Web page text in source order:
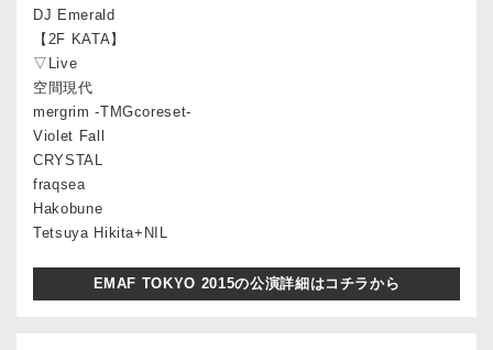
DJ Emerald
【2F KATA】
▽Live
空間現代
mergrim -TMGcoreset-
Violet Fall
CRYSTAL
fraqsea
Hakobune
Tetsuya Hikita+NIL
EMAF TOKYO 2015の公演詳細はコチラから